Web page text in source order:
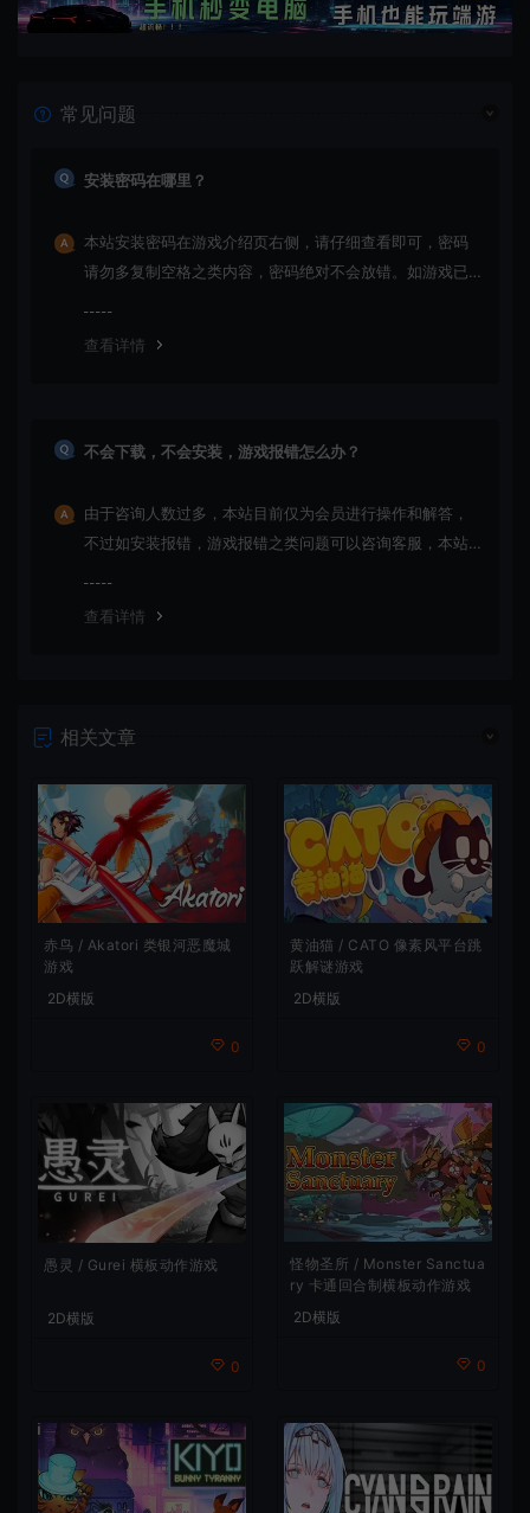
常见问题
安装密码在哪里？
本站安装密码在游戏介绍页右侧，请仔细查看即可，密码
请勿多复制空格之类内容，密码绝对不会放错。如游戏已
查看详情
不会下载，不会安装，游戏报错怎么办？
由于咨询人数过多，本站目前仅为会员进行操作和解答，
不过如安装报错，游戏报错之类问题可以咨询客服，本站
查看详情
相关文章
赤鸟 / Akatori 类银河恶魔城
游戏
2D横版
0
黄油猫 / CATO 像素风平台跳
跃解谜游戏
2D横版
0
愚灵 / Gurei 横板动作游戏
2D横版
0
怪物圣所 / Monster Sanctua
ry 卡通回合制横板动作游戏
2D横版
0